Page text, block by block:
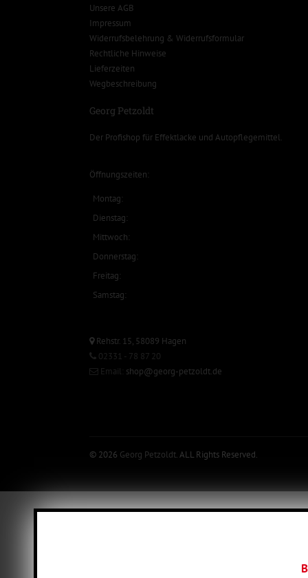
Unsere AGB
Impressum
Widerrufsbelehrung & Widerrufsformular
Rechtliche Hinweise
Lieferzeiten
Wegbeschreibung
Georg Petzoldt
Der Profishop für Effektlacke und Autopflegemittel.
Öffnungszeiten:
Montag:
Dienstag:
Mittwoch:
Donnerstag:
Freitag:
Samstag:
Rehstr. 15, 58089 Hagen
02331 - 78 87 20
Email: shop@georg-petzoldt.de
© 2026 Georg Petzoldt. ALL Rights Reserved.